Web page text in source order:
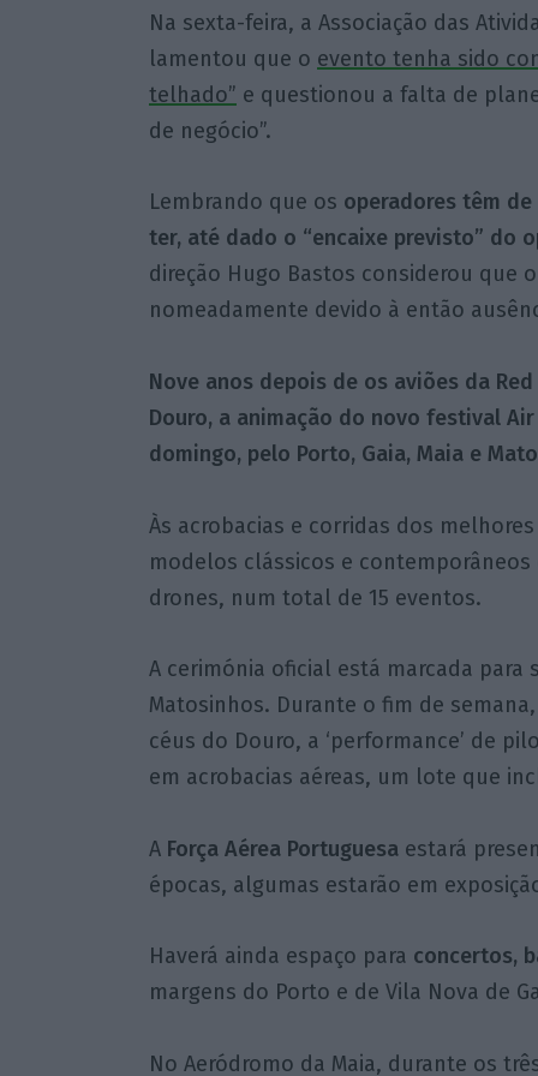
Na sexta-feira, a Associação das
lamentou que o evento tenha sido
telhado” e questionou a falta de
de negócio”.
Lembrando que os operadores têm
ter, até dado o “encaixe previsto” do
direção Hugo Bastos considerou que
nomeadamente devido à então
Nove anos depois de os aviões da
Douro, a animação do novo festival
domingo, pelo Porto, Gaia, Maia e
Às acrobacias e corridas dos
modelos clássicos e
drones, num total de 15 eventos.
A cerimónia oficial está marcada para
Matosinhos. Durante o fim de
céus do Douro, a ‘performance’ de
em acrobacias aéreas, um lote que
A Força Aérea Portuguesaestará
épocas, algumas estarão em
Haverá ainda espaço para concertos,
margens do Porto e de Vila Nova de
No Aeródromo da Maia, durante os